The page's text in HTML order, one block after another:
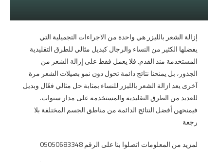
إزالة الشعر بالليزر هي واحدة من الاجراءات التجميلية التي
يفضلها الكثير من النساء والرجال كبديل مثالي للطرق التقليدية
المستخدمة منذ القدم. فلا يعمل فقط على إزالة الشعر من
الجذور، بل يمنحنا نتائج دائمة تحول دون نمو بصيلات الشعر مرة
آخرى يعد ازالة الشعر بالليزر للنساء بمثابة حل مثالي فعّال وبديل
للعديد من الطرق التقليدية والمستخدمة على مدار سنوات.
فيمنحهن أفضل النتائج الدائمة من مناطق الجسم المختلفة بلا
رجعة
لمزيد من المعلومات اتصلوا بنا على الرقم 05050683348